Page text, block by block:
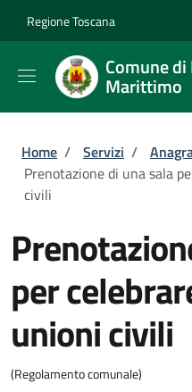
Regione Toscana
Comune
Marittimo
Briciole di
Home / Servizi /
Prenotazione di una sala
civili
per
unioni civili
(Regolamento comunale)